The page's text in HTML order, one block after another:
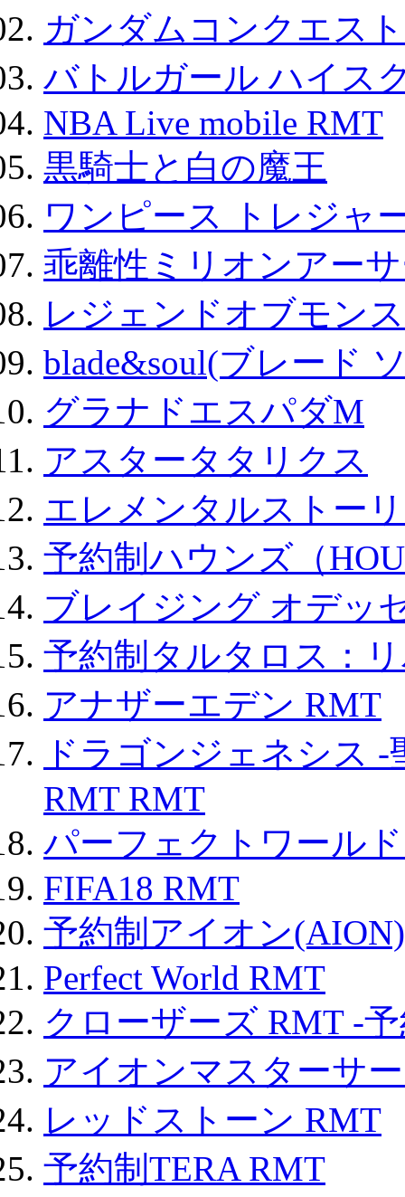
ガンダムコンクエスト
バトルガール ハイス
NBA Live mobile RMT
黒騎士と白の魔王
ワンピース トレジャ
乖離性ミリオンアー
レジェンドオブモン
blade&soul(ブレード
グラナドエスパダM
アスタータタリクス
エレメンタルストー
予約制ハウンズ（
ブレイジング オデッ
予約制タルタロス：
アナザーエデン RMT
ドラゴンジェネシス
RMT RMT
パーフェクトワール
FIFA18 RMT
予約制アイオン
Perfect World RMT
クローザーズ RMT -
アイオンマスターサ
レッドストーン RMT
予約制TERA RMT